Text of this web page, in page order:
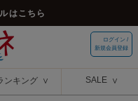
はこちら
ログイン /
新規会員登録
ンキング SALE